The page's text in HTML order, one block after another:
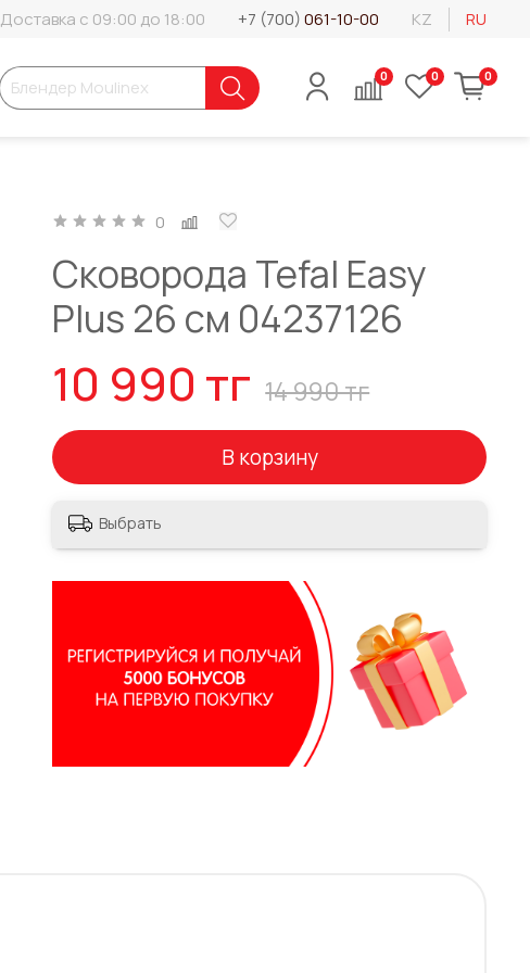
Доставка с 09:00 до 18:00 +7 (700)061-10-00 KZ RU
0 0 0
0
Сковорода Tefal Easy
Plus 26 cм 04237126
10 990 тг 14 990 тг
В корзину
Выбрать